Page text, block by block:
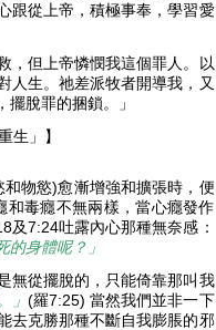
跟從上帝，積極事奉，學習愛
，但上帝憐憫我這個罪人。以
人生。祂差派牧者開導我，又
脫罪的捆鎖。」
生」】
物慾)愈漸增強和擴張時，便
和毒癮不無兩樣，當心癮發作
及7:24吐露內心那種無奈感：
身體呢？」
無從擺脫的，只能倚靠那叫我
」(羅7:25) 當然我們並非一下
去克勝那種不斷自我膨脹的邪